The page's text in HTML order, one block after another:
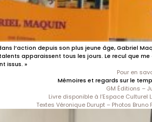
l’action depuis son plus jeune âge, Gabriel
apparaissent tous les jours. Le recul que
issus. »
Pour en
Mémoires et regards sur le
GM Éditions –
Livre disponible à l’Espace
Textes Véronique Durupt – Photos